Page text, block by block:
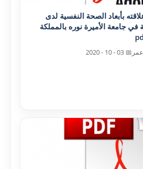
بأبعاد الصحة النفسية لدى
في جامعة الأميرة نوره بالمملکة
📅 03 - 10 - 2020